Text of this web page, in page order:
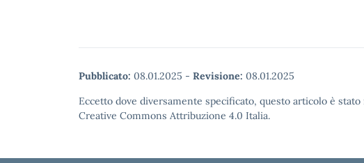
Pubblicato: 08.01.2025 - Revisione: 08.01.2025
Eccetto dove diversamente specificato, questo articolo è
Creative Commons Attribuzione 4.0 Italia.